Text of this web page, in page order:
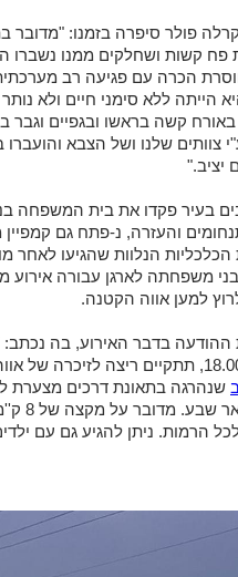
פולר סיפרה בזמנו: "מדובר
פח קשות ושחלקים ממנו נשברו
שכבה מחוסרת הכרה עם פגיעה רב
הייתה ללא סימני חיים ולא
צוותים שלנו ושל הצבא
יציב."
בעיר פקדו את בית המשפחה
והעזרה, נ-פתח גם קמפיין
הנלוות שהגיעו לאחר
משפחתה לארגן עבורה אירוע
למען אווה הקטנה.
ההודעה בדבר האירוע, בה נכתב:
ב-12.10.2023 בשעה 18.00, תתקיים ריצה
שנהרגה בתאונת דרכים מצערת
מדובר על מקצה של 8 ק''מ, כולם
הרמות. ניתן להגיע גם עם